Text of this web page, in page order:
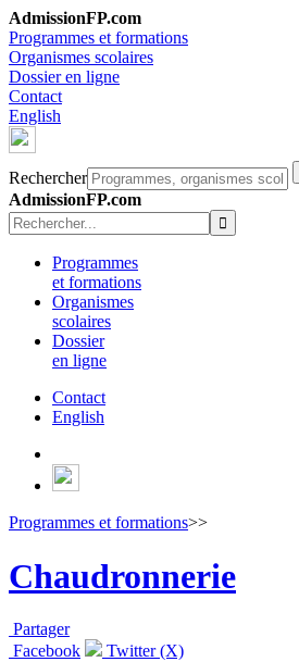
AdmissionFP.com
Programmes et formations
Organismes scolaires
Dossier en ligne
Contact
English
Rechercher
AdmissionFP.com
Programmes
et formations
Organismes
scolaires
Dossier
en ligne
Contact
English
Programmes et formations>>
Chaudronnerie
Partager
Facebook
Twitter (X)